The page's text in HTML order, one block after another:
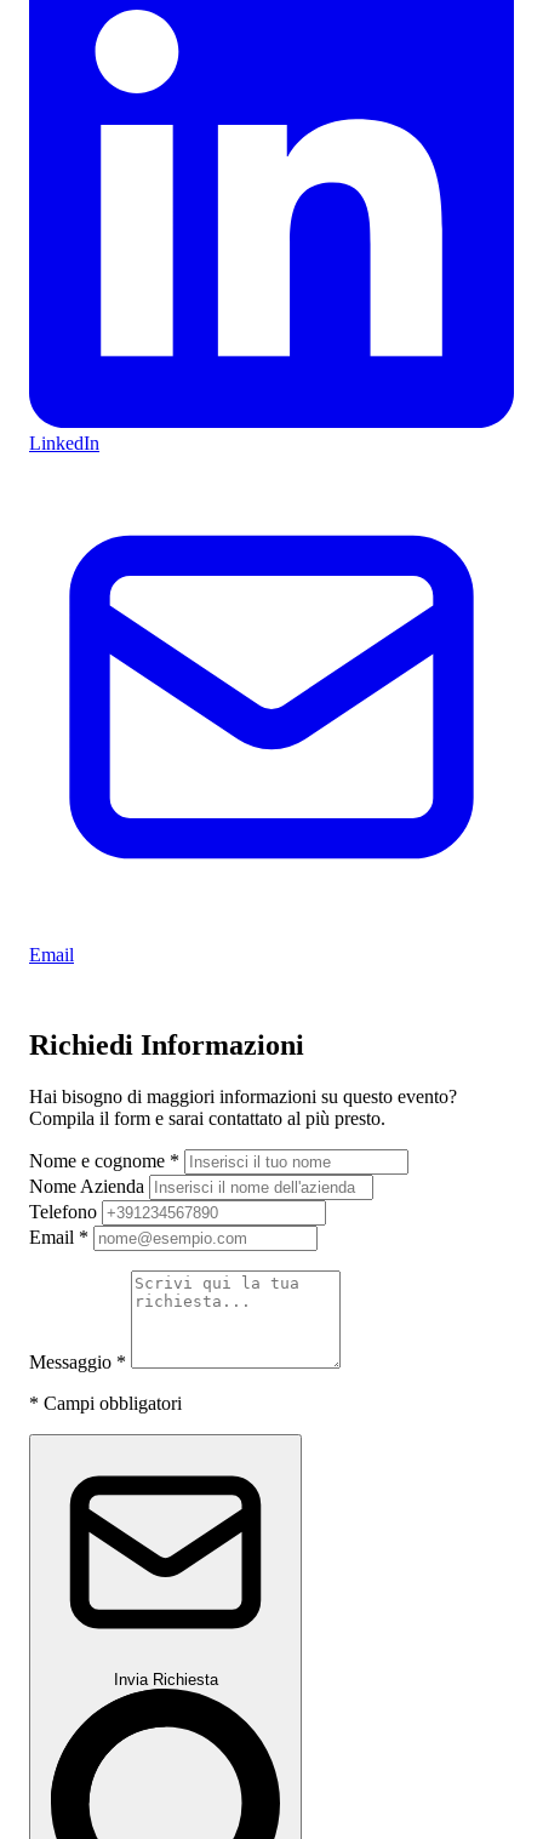
LinkedIn
Email
Richiedi Informazioni
Hai bisogno di maggiori informazioni su questo evento?
Compila il form e sarai contattato al più presto.
Nome e cognome *
Nome Azienda
Telefono
Email *
Messaggio *
* Campi obbligatori
Invia Richiesta